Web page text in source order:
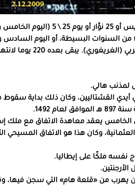
25 مايو أو 25 أيَّار أو 25
يبقى بعده 220 يوما لانتهاء السنة.
أيدي القشتاليين، وكان ذلك بداية
1492.
بيوس الخامس يعقد معاهدة الاتفاق مع
وكان هذا هو الاتفاق